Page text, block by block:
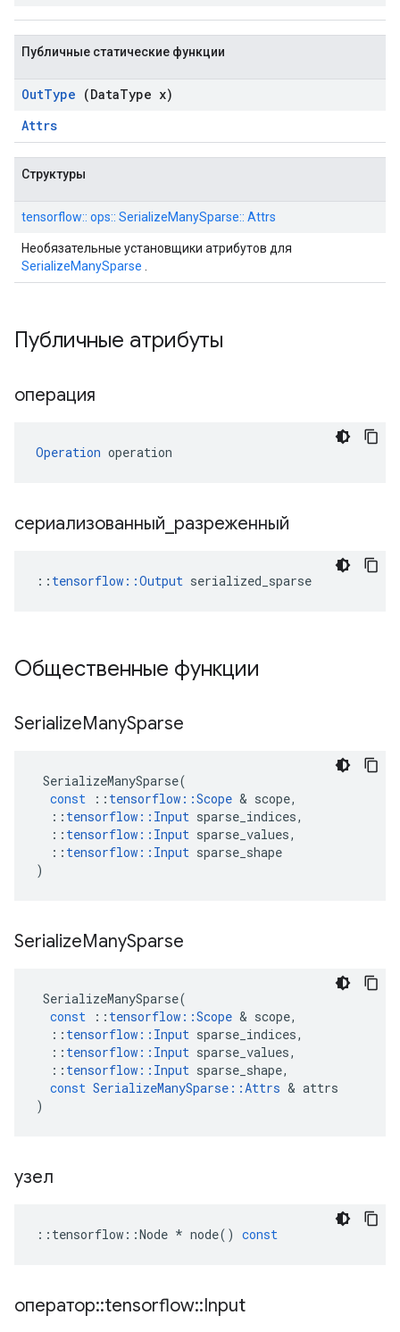
Публичные статические функции
OutType (DataType x)
Attrs
Структуры
tensorflow:: ops:: SerializeManySparse:: Attrs
Необязательные установщики атрибутов для
SerializeManySparse
Публичные атрибуты
операция
Operation operation
сериализованный разреженный
:: tensorflow::Output serialized_sparse
Общественные функции
SerializeManySparse
SerializeManySparse(
const
:: tensorflow ::Scope & scope,
:: tensorflow :: Input sparse_indices,
:: tensorflow :: Input sparse_values,
:: tensorflow :: Input sparse_shape
)
SerializeManySparse
SerializeManySparse(
const
:: tensorflow ::Scope & scope,
:: tensorflow :: Input sparse_indices,
:: tensorflow :: Input sparse_values,
:: tensorflow :: Input sparse_shape,
const SerializeManySparse ::Attrs & attrs
)
узел
:: tensorflow ::Node * node() const
оператор::tensorflow::Input